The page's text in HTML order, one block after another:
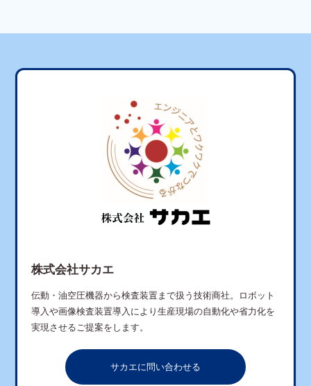
株式会社サカエ
伝動・油空圧機器から検査装置まで扱う技術商社。ロボット
導入や画像検査装置導入により生産現場の自動化や省力化を
実現させるご提案をします。
サカエに問い合わせる